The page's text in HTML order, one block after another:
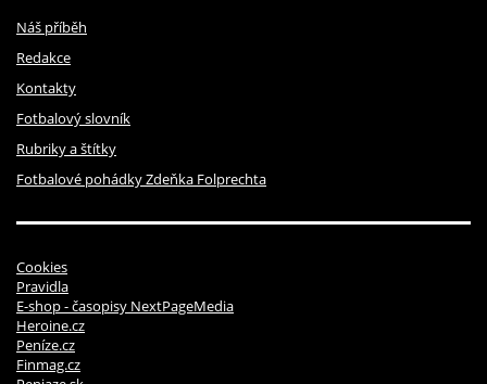
Náš příběh
Redakce
Kontakty
Fotbalový slovník
Rubriky a štítky
Fotbalové pohádky Zdeňka Folprechta
Cookies
Pravidla
E-shop - časopisy NextPageMedia
Heroine.cz
Peníze.cz
Finmag.cz